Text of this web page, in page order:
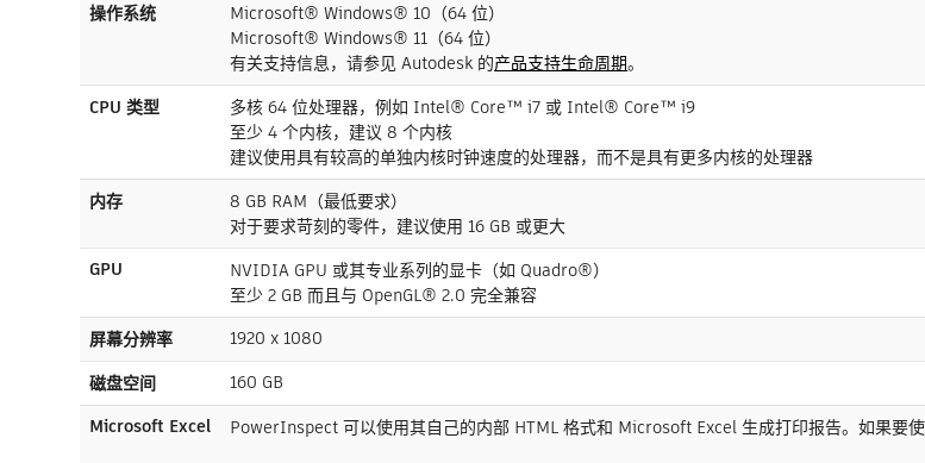
操作系统
Microsoft® Windows® 10（64 位）
Microsoft® Windows® 11（64 位）
有关支持信息，请参见 Autodesk 的产品支持生命周期。
CPU 类型
多核 64 位处理器，例如 Intel® Core™ i7 或 Intel® Core™ i9
至少 4 个内核，建议 8 个内核
建议使用具有较高的单独内核时钟速度的处理器，而不是具有更多内核的处理器
内存
8 GB RAM（最低要求）
对于要求苛刻的零件，建议使用 16 GB 或更大
GPU
NVIDIA GPU 或其专业系列的显卡（如 Quadro®）
至少 2 GB 而且与 OpenGL® 2.0 完全兼容
屏幕分辨率
1920 x 1080
磁盘空间
160 GB
Microsoft Excel
PowerInspect 可以使用其自己的内部 HTML 格式和 Microsoft Excel 生成打印报告。如果要